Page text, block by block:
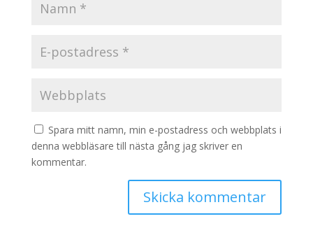
Spara mitt namn, min e-postadress och webbplats i
denna webbläsare till nästa gång jag skriver en
kommentar.